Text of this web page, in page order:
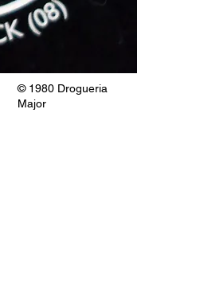
© 1980 Drogueria
Major